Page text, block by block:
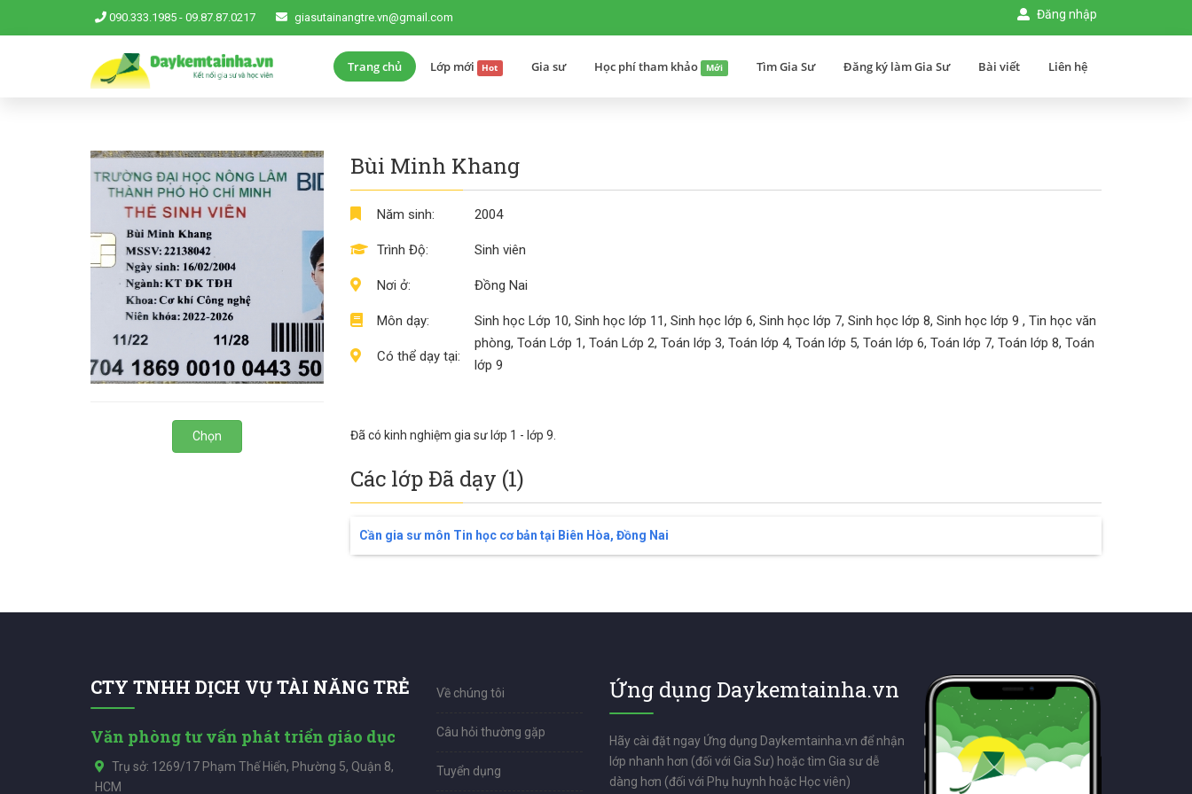
090.333.1985 - 09.87.87.0217 giasutainangtre.vn@gmail.com Đăng nhập
Trang chủ Lớp mới Hot Gia sư Học phí tham khảo Mới Tìm Gia Sư Đăng ký làm Gia Sư Bài viết Liên hệ
Chọn
Bùi Minh Khang
Năm sinh:
Trình Độ:
Nơi ở:
Môn dạy:
Có thể dạy tại:
2004
Sinh viên
Đồng Nai
Sinh học Lớp 10, Sinh học lớp 11, Sinh học lớp 6, Sinh học lớp 7, Sinh học lớp 8, Sinh học lớp 9 , Tin học văn
phòng, Toán Lớp 1, Toán Lớp 2, Toán lớp 3, Toán lớp 4, Toán lớp 5, Toán lớp 6, Toán lớp 7, Toán lớp 8, Toán
lớp 9
Đã có kinh nghiệm gia sư lớp 1 - lớp 9.
Các lớp Đã dạy (1)
Cần gia sư môn Tin học cơ bản tại Biên Hòa, Đồng Nai
CTY TNHH DỊCH VỤ TÀI NĂNG TRẺ
Văn phòng tư vấn phát triển giáo dục
Trụ sở: 1269/17 Phạm Thế Hiển, Phường 5, Quận 8,
HCM
Về chúng tôi
Câu hỏi thường gặp
Tuyển dụng
Ứng dụng Daykemtainha.vn
Hãy cài đặt ngay Ứng dụng Daykemtainha.vn để nhận
lớp nhanh hơn (đối với Gia Sư) hoặc tìm Gia sư dễ
dàng hơn (đối với Phụ huynh hoặc Học viên)